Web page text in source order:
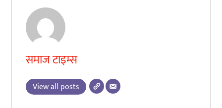
समाज टाइम्स
View all posts